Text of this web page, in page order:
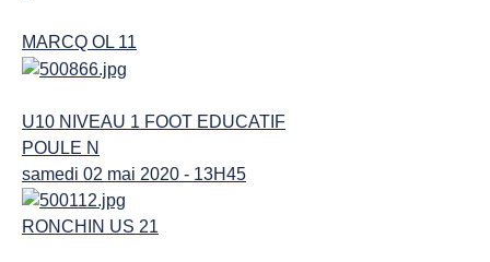
MARCQ OL 11
U10 NIVEAU 1 FOOT EDUCATIF
POULE N
samedi 02 mai 2020 - 13H45
RONCHIN US 21